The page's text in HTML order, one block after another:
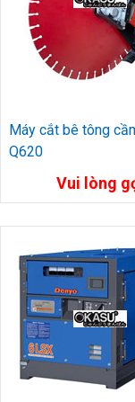
Máy cắt bê tông
Q620
Vui lòng